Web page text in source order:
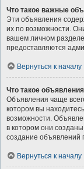
Что такое важные
Эти объявления
их по возможности.
вашем личном
предоставляются
Вернуться к началу
Что такое
Объявления чаще
котором вы
возможности.
в котором они
создание объявлений
Вернуться к началу